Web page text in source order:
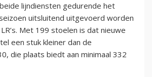
lijndiensten gedurende het
uitsluitend uitgevoerd worden
Met 199 stoelen is dat nieuwe
een stuk kleiner dan de
die plaats biedt aan minimaal 332